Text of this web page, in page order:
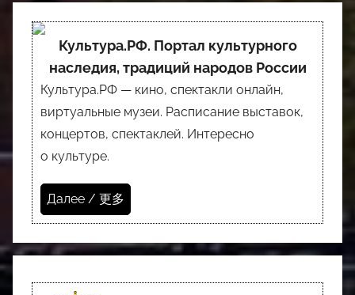
Культура.РФ. Портал культурного
наследия, традиций народов России
Культура.РФ — кино, спектакли онлайн,
виртуальные музеи. Расписание выставок,
концертов, спектаклей. Интересно
о культуре.
Далее / 更多